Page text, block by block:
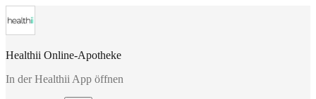
Healthii Online-Apotheke
In der Healthii App öffnen